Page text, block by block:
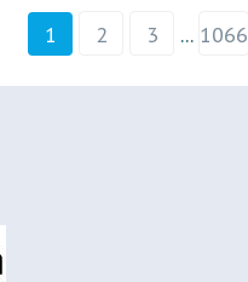
1 2 3 ... 1066